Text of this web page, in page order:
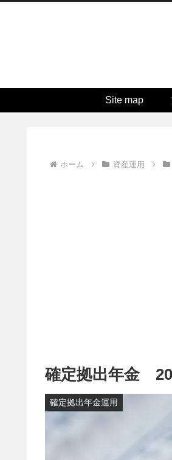
Site map
ホーム 資産運用
確定拠出年金
確定拠出年金運用